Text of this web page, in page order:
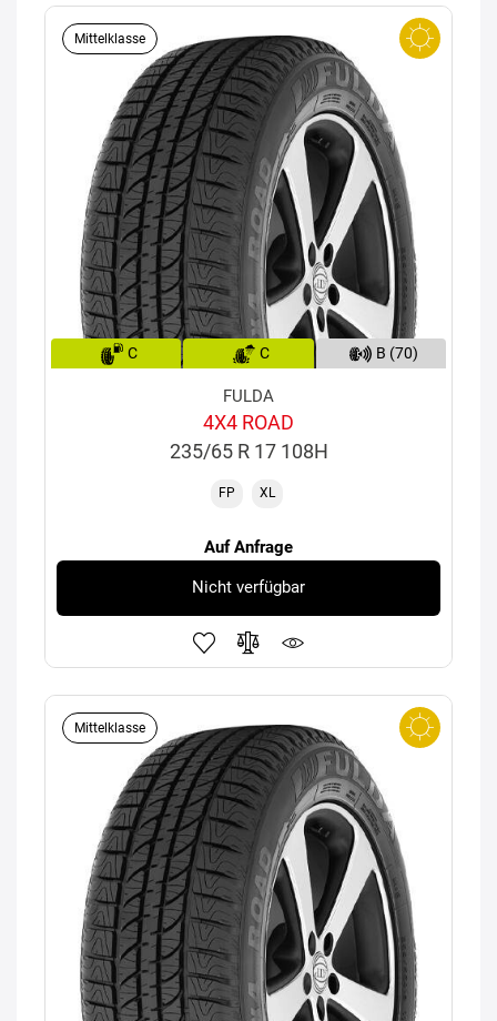
Mittelklasse
C C B (70)
FULDA
4X4 ROAD
235/65 R 17 108H
FP XL
Auf Anfrage
Nicht verfügbar
Mittelklasse